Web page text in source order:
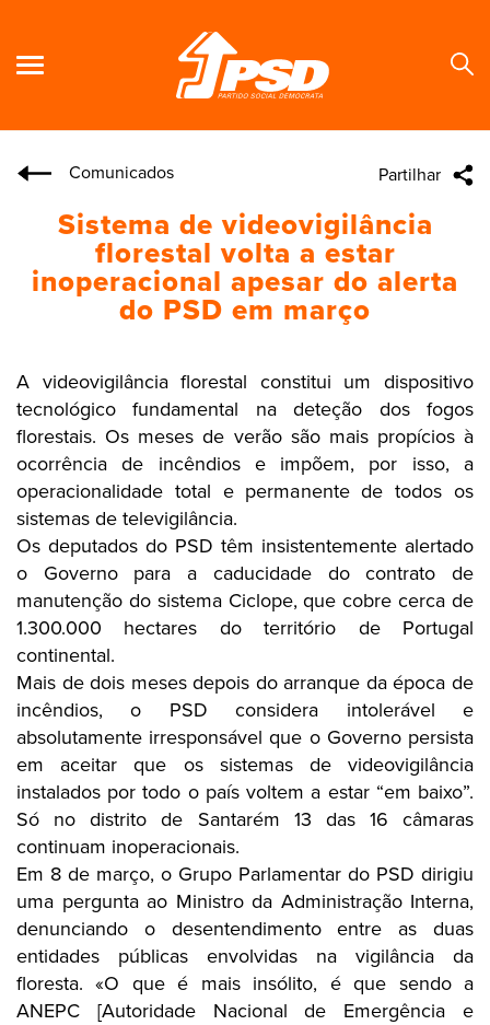
Comunicados Partilhar
Sistema de videovigilância
florestal volta a estar
inoperacional apesar do alerta
do PSD em março
A videovigilância florestal constitui um dispositivo
tecnológico fundamental na deteção dos fogos
florestais. Os meses de verão são mais propícios à
ocorrência de incêndios e impõem, por isso, a
operacionalidade total e permanente de todos os
sistemas de televigilância.
Os deputados do PSD têm insistentemente alertado
o Governo para a caducidade do contrato de
manutenção do sistema Ciclope, que cobre cerca de
1.300.000 hectares do território de Portugal
continental.
Mais de dois meses depois do arranque da época de
incêndios, o PSD considera intolerável e
absolutamente irresponsável que o Governo persista
em aceitar que os sistemas de videovigilância
instalados por todo o país voltem a estar “em baixo”.
Só no distrito de Santarém 13 das 16 câmaras
continuam inoperacionais.
Em 8 de março, o Grupo Parlamentar do PSD dirigiu
uma pergunta ao Ministro da Administração Interna,
denunciando o desentendimento entre as duas
entidades públicas envolvidas na vigilância da
floresta. «O que é mais insólito, é que sendo a
ANEPC [Autoridade Nacional de Emergência e